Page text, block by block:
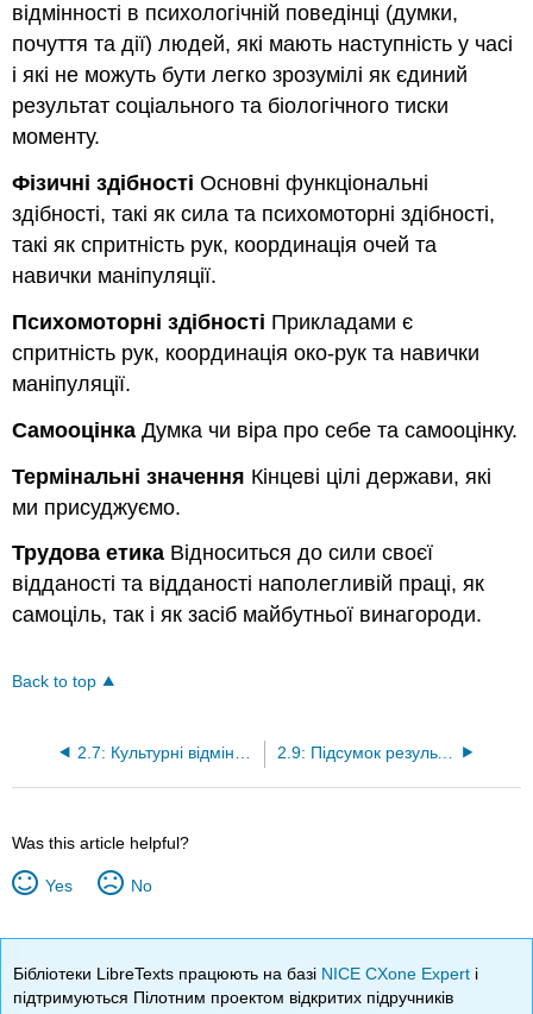
відмінності в психологічній поведінці (думки,
почуття та дії) людей, які мають наступність у часі
і які не можуть бути легко зрозумілі як єдиний
результат соціального та біологічного тиски
моменту.
Фізичні здібності Основні функціональні
здібності, такі як сила та психомоторні здібності,
такі як спритність рук, координація очей та
навички маніпуляції.
Психомоторні здібності Прикладами є
спритність рук, координація око-рук та навички
маніпуляції.
Самооцінка Думка чи віра про себе та самооцінку.
Термінальні значення Кінцеві цілі держави, які
ми присуджуємо.
Трудова етика Відноситься до сили своєї
відданості та відданості наполегливій праці, як
самоціль, так і як засіб майбутньої винагороди.
Back to top
2.9: Підсумок результатів навчання
Was this article helpful?
Yes No
Бібліотеки LibreTexts працюють на базі NICE CXone Expert і
підтримуються Пілотним проектом відкритих підручників